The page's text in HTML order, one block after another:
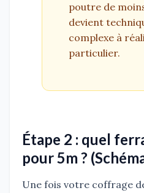
poutre de
devient
complexe à
particulier.
Étape 2 : quel
pour 5m ?
Une fois votre coffrage